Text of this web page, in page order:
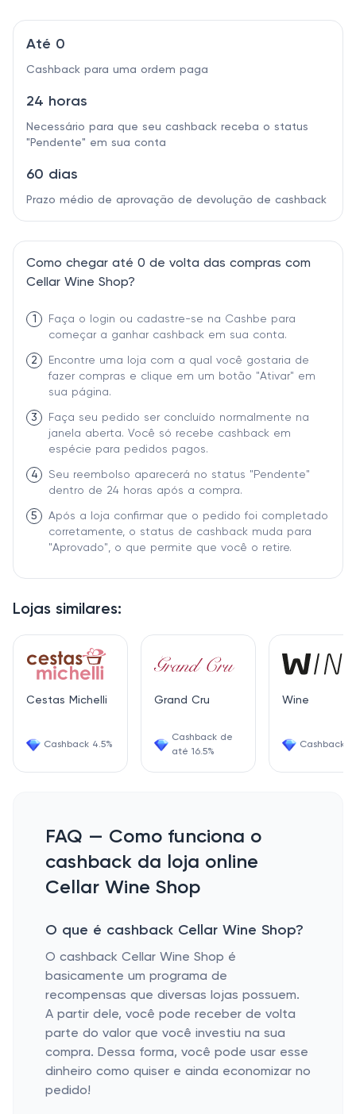
Lojas similares:
Cestas Michelli
Cashback 4.5%
Grand Cru
Cashback de
até 16.5%
Wine
Cashback
Até 0
Cashback para uma ordem paga
24 horas
Necessário para que seu cashback receba o status
"Pendente" em sua conta
60 dias
Prazo médio de aprovação de devolução de cashback
Como chegar até 0 de volta das compras com
Cellar Wine Shop?
1
Faça o login ou cadastre-se na Cashbe para
começar a ganhar cashback em sua conta.
2
Encontre uma loja com a qual você gostaria de
fazer compras e clique em um botão "Ativar" em
sua página.
3
Faça seu pedido ser concluído normalmente na
janela aberta. Você só recebe cashback em
espécie para pedidos pagos.
4
Seu reembolso aparecerá no status "Pendente"
dentro de 24 horas após a compra.
5
Após a loja confirmar que o pedido foi completado
corretamente, o status de cashback muda para
"Aprovado", o que permite que você o retire.
FAQ — Como funciona o
cashback da loja online
Cellar Wine Shop
O que é cashback Cellar Wine Shop?
O cashback Cellar Wine Shop é
basicamente um programa de
recompensas que diversas lojas possuem.
A partir dele, você pode receber de volta
parte do valor que você investiu na sua
compra. Dessa forma, você pode usar esse
dinheiro como quiser e ainda economizar no
pedido!